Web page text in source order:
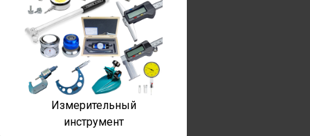
Измерительный
инструмент